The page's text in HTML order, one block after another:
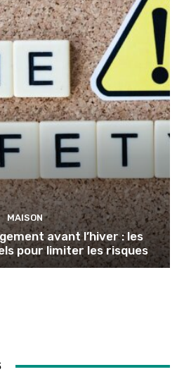
MAISON
avant l’hiver : les
pour limiter les risques